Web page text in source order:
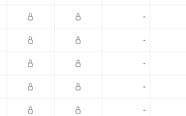
-
-
-
-
-